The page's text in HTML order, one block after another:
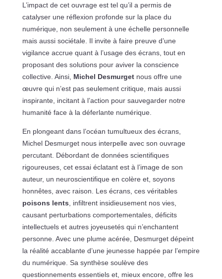
L’impact de cet ouvrage est tel qu’il a permis de
catalyser une réflexion profonde sur la place du
numérique, non seulement à une échelle personnelle
mais aussi sociétale. Il invite à faire preuve d’une
vigilance accrue quant à l’usage des écrans, tout en
proposant des solutions pour aviver la conscience
collective. Ainsi, Michel Desmurgetnous offre une
œuvre qui n’est pas seulement critique, mais aussi
inspirante, incitant à l’action pour sauvegarder notre
humanité face à la déferlante numérique.
En plongeant dans l’océan tumultueux des écrans,
Michel Desmurget nous interpelle avec son ouvrage
percutant. Débordant de données scientifiques
rigoureuses, cet essai éclatant est à l’image de son
auteur, un neuroscientifique en colère et, soyons
honnêtes, avec raison. Les écrans, ces véritables
poisons lents , infiltrent insidieusement nos vies,
causant perturbations comportementales, déficits
intellectuels et autres joyeusetés qui n’enchantent
personne. Avec une plume acérée, Desmurget dépeint
la réalité accablante d’une jeunesse happée par l’empire
du numérique. Sa synthèse soulève des
questionnements essentiels et, mieux encore, offre les